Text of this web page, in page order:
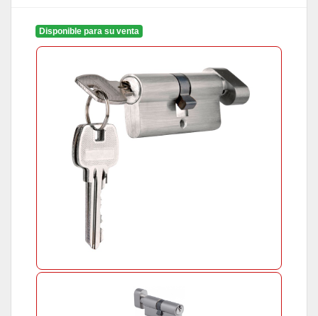
Disponible para su venta